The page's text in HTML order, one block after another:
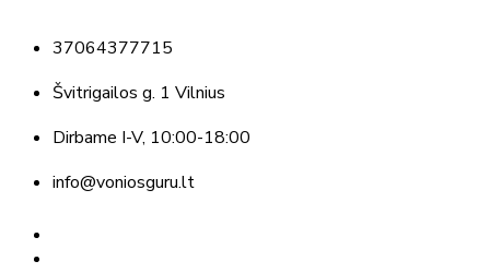
37064377715
Švitrigailos g. 1 Vilnius
Dirbame I-V, 10:00-18:00
info@voniosguru.lt